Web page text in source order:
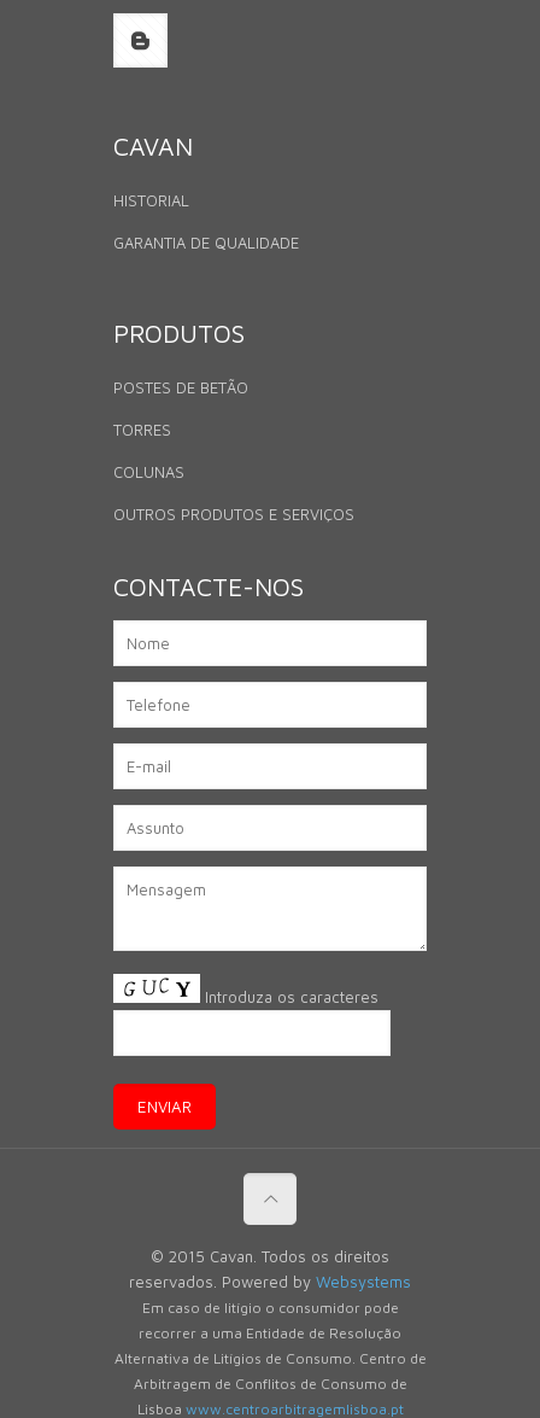
CAVAN
HISTORIAL
GARANTIA DE QUALIDADE
PRODUTOS
POSTES DE BETÃO
TORRES
COLUNAS
OUTROS PRODUTOS E SERVIÇOS
CONTACTE-NOS
Introduza os caracteres
© 2015 Cavan. Todos os direitos
reservados. Powered by Websystems
Em caso de litígio o consumidor pode
recorrer a uma Entidade de Resolução
Alternativa de Litígios de Consumo. Centro de
Arbitragem de Conflitos de Consumo de
Lisboa www.centroarbitragemlisboa.pt